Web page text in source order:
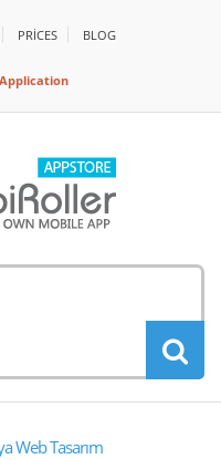
PRİCES BLOG
Web Tasarım